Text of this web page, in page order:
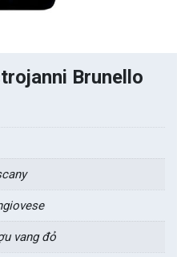
Brunello
vang đỏ